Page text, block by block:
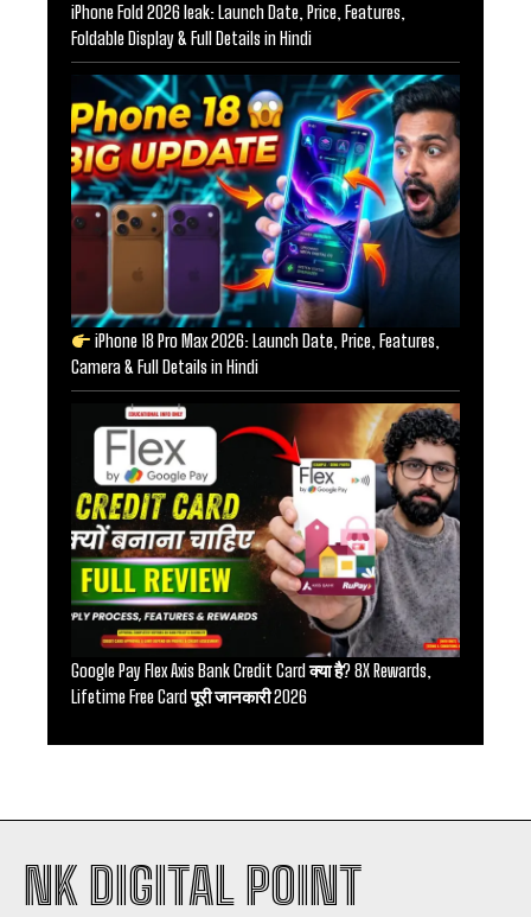
iPhone Fold 2026 leak: Launch Date, Price, Features,
Foldable Display & Full Details in Hindi
iPhone 18 Pro Max 2026: Launch Date, Price, Features,
Camera & Full Details in Hindi
Google Pay Flex Axis Bank Credit Card क्या है? 8X Rewards,
Lifetime Free Card पूरी जानकारी 2026
NK DIGITAL POINT